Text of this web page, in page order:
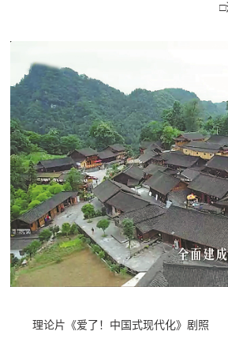
理论片《爱了！中国式现代化》剧照